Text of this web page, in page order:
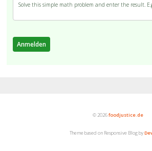
Solve this simple math problem and enter the result.
© 2026foodjustice.de
Theme based on Responsive Blog by